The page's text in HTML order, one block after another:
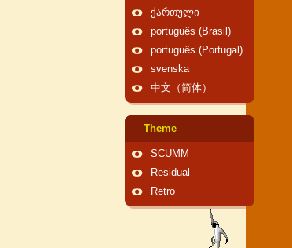
ქართული
português (Brasil)
português (Portugal)
svenska
中文（简体）
Theme
SCUMM
Residual
Retro